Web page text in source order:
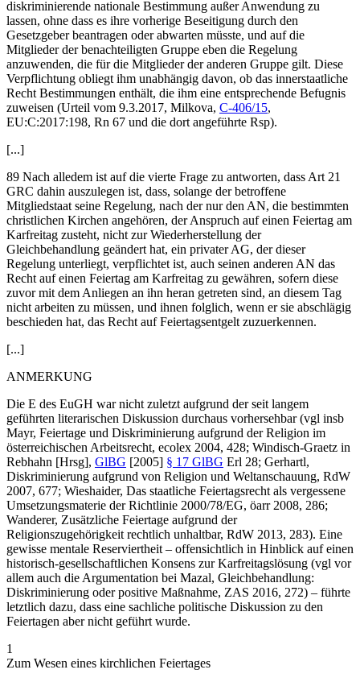
diskriminierende nationale Bestimmung außer Anwendung zu
lassen, ohne dass es ihre vorherige Beseitigung durch den
Gesetzgeber beantragen oder abwarten müsste, und auf die
Mitglieder der benachteiligten Gruppe eben die Regelung
anzuwenden, die für die Mitglieder der anderen Gruppe gilt. Diese
Verpflichtung obliegt ihm unabhängig davon, ob das innerstaatliche
Recht Bestimmungen enthält, die ihm eine entsprechende Befugnis
zuweisen (Urteil vom 9.3.2017, Milkova, C-406/15,
EU:C:2017:198, Rn 67 und die dort angeführte Rsp).
[...]
89 Nach alledem ist auf die vierte Frage zu antworten, dass Art 21
GRC dahin auszulegen ist, dass, solange der betroffene
Mitgliedstaat seine Regelung, nach der nur den AN, die bestimmten
christlichen Kirchen angehören, der Anspruch auf einen Feiertag am
Karfreitag zusteht, nicht zur Wiederherstellung der
Gleichbehandlung geändert hat, ein privater AG, der dieser
Regelung unterliegt, verpflichtet ist, auch seinen anderen AN das
Recht auf einen Feiertag am Karfreitag zu gewähren, sofern diese
zuvor mit dem Anliegen an ihn heran getreten sind, an diesem Tag
nicht arbeiten zu müssen, und ihnen folglich, wenn er sie abschlägig
beschieden hat, das Recht auf Feiertagsentgelt zuzuerkennen.
[...]
ANMERKUNG
Die E des EuGH war nicht zuletzt aufgrund der seit langem
geführten literarischen Diskussion durchaus vorhersehbar (vgl insb
Mayr, Feiertage und Diskriminierung aufgrund der Religion im
österreichischen Arbeitsrecht, ecolex 2004, 428; Windisch-Graetz in
Rebhahn [Hrsg], GlBG [2005] § 17 GlBG Erl 28; Gerhartl,
Diskriminierung aufgrund von Religion und Weltanschauung, RdW
2007, 677; Wieshaider, Das staatliche Feiertagsrecht als vergessene
Umsetzungsmaterie der Richtlinie 2000/78/EG, öarr 2008, 286;
Wanderer, Zusätzliche Feiertage aufgrund der
Religionszugehörigkeit rechtlich unhaltbar, RdW 2013, 283). Eine
gewisse mentale Reserviertheit – offensichtlich in Hinblick auf einen
historisch-gesellschaftlichen Konsens zur Karfreitagslösung (vgl vor
allem auch die Argumentation bei Mazal, Gleichbehandlung:
Diskriminierung oder positive Maßnahme, ZAS 2016, 272) – führte
letztlich dazu, dass eine sachliche politische Diskussion zu den
Feiertagen aber nicht geführt wurde.
1
Zum Wesen eines kirchlichen Feiertages